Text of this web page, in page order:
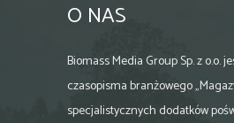
O NAS
Biomass Media Group Sp. z o.o.
czasopisma branżowego
specjalistycznych dodatków